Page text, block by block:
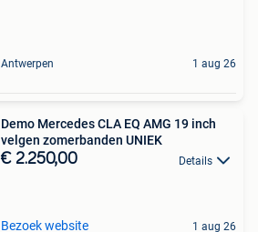
Antwerpen 1 aug 26
Demo Mercedes CLA EQ AMG 19 inch
velgen zomerbanden UNIEK
€ 2.250,00 Details
Bezoek website 1 aug 26